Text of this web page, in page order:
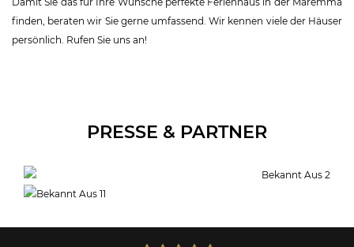
finden, beraten wir Sie gerne umfassend. Wir kennen viele der Häuser
persönlich. Rufen Sie uns an!
PRESSE & PARTNER